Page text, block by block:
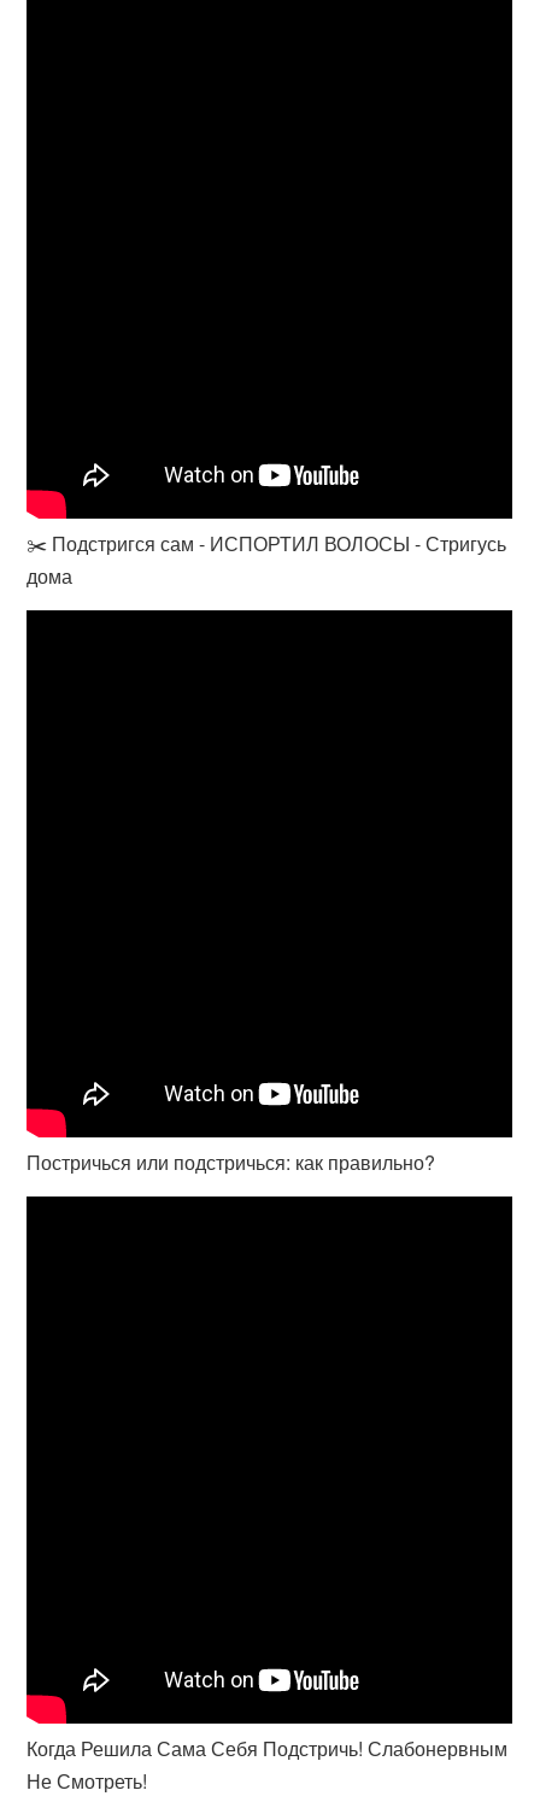
✂️ Подстригся сам - ИСПОРТИЛ ВОЛОСЫ - Стригусь
дома
Постричься или подстричься: как правильно?
Когда Решила Сама Себя Подстричь! Слабонервным
Не Смотреть!